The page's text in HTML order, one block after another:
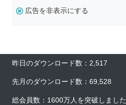
広告を非表示にする
昨日のダウンロード数：2,517
先月のダウンロード数：69,528
総会員数：1600万人を突破しました